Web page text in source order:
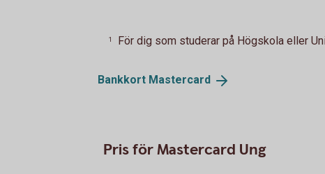
1 För dig som studerar på Högskola eller
Bankkort Mastercard
Pris för Mastercard Ung